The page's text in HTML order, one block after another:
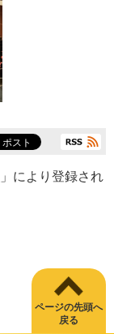
」により登録され
ページの先頭へ
戻る